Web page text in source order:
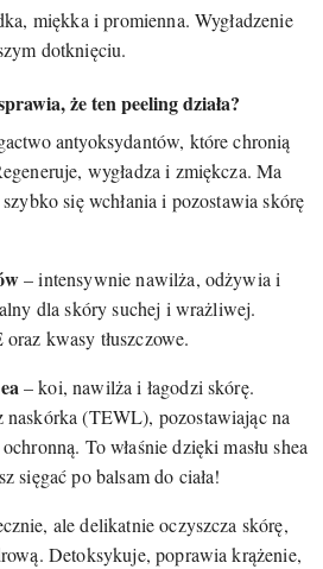
miękka i promienna. Wygładzenie
dotknięciu.
że ten peeling działa?
antyoksydantów, które chronią
wygładza i zmiękcza. Ma
się wchłania i pozostawia skórę
– intensywnie nawilża, odżywia i
dla skóry suchej i wrażliwej.
kwasy tłuszczowe.
– koi, nawilża i łagodzi skórę.
naskórka (TEWL), pozostawiając na
To właśnie dzięki masłu shea
sięgać po balsam do ciała!
ale delikatnie oczyszcza skórę,
Detoksykuje, poprawia krążenie,